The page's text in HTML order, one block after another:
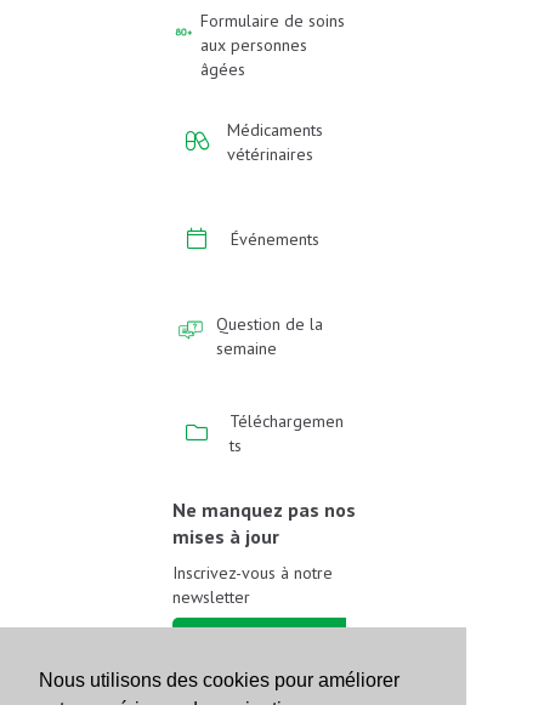
Nous utilisons des cookies pour améliorer
Formulaire de soins
aux personnes
âgées
Médicaments
vétérinaires
Événements
Question de la
semaine
Téléchargemen
ts
Ne manquez pas nos
mises à jour
Inscrivez-vous à notre
newsletter